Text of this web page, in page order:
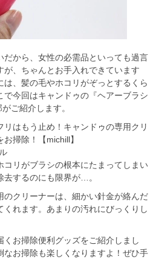
だから、女性の必需品といっても過言
、ちゃんとお手入れできています
、髪の毛やホコリがぞっとするくら
今回はキャンドゥの『ヘアーブラシ
ご紹介します。
はもう止め！キャンドゥの専用クリ
掃除！【michill】
コリがブラシの根本にたまってしまい
去するのにも限界が…。
のクリーナーは、細かい針金が絡んだ
れます。あまりの汚れにびっくりし
お掃除便利グッズをご紹介しまし
なお掃除も楽しくなりますよ！ぜひ手